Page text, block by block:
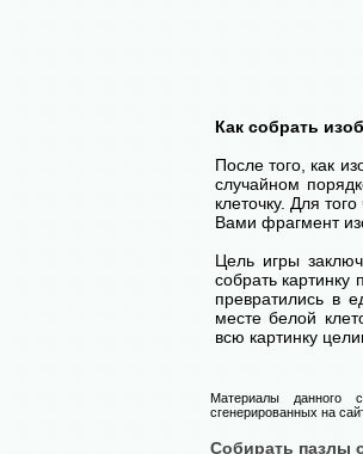
Как собрать
После того, как
случайном
клеточку. Для
Вами фрагмент
Цель игры
собрать
превратились в
месте белой
всю картинку
Материалы данного
сгенерированных на
Собирать пазлы